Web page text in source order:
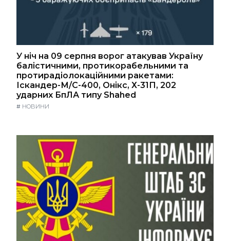
У ніч на 09 серпня ворог атакував Україну
балістичними, протикорабельними та
протирадіолокаційними ракетами:
Іскандер-М/С-400, Онікс, Х-31П, 202
ударних БпЛА типу Shahed
# НОВИНИ